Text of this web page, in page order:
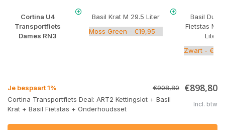
Cortina U4
Transportfiets
Dames RN3
Basil Krat M 29.5 Liter
Basil
Fietstas
Liter
Je bespaart 1% €908,80 €898,80
Cortina Transportfiets Deal: ART2 Kettingslot + Basil
Krat + Basil Fietstas + Onderhoudsset
Incl. btw